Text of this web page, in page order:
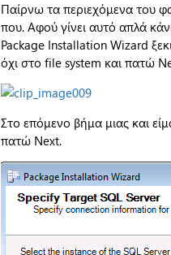
Παίρνω τα περιεχόμενα του
που. Αφού γίνει αυτό απλά
Package Installation Wizard
όχι στο file system και πατώ
Στο επόμενο βήμα μιας και
πατώ Next.